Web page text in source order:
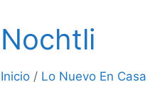
Nochtli
Inicio / Lo Nuevo En Casa